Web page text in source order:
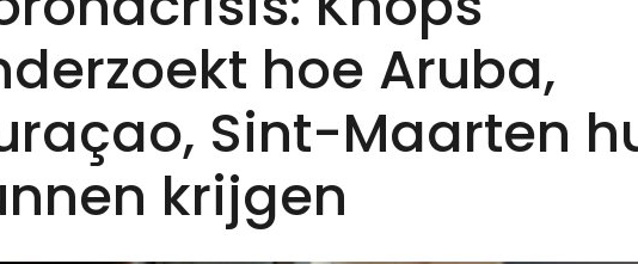
hoe Aruba,
Sint-Maarten
krijgen